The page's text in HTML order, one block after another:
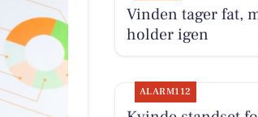
Vinden tager fat,
holder igen
ALARM112